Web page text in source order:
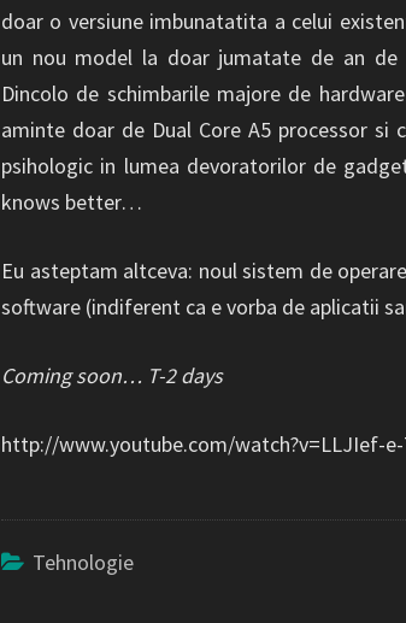
doar o versiune imbunatatita a celui
un nou model la doar jumatate de an
Dincolo de schimbarile majore de
aminte doar de Dual Core A5 processor si
psihologic in lumea devoratorilor de
knows better…
Eu asteptam altceva: noul sistem de operare
software (indiferent ca e vorba de aplicatii
Coming soon… T-2 days
http://www.youtube.com/watch?v=LLJIef-
Tehnologie